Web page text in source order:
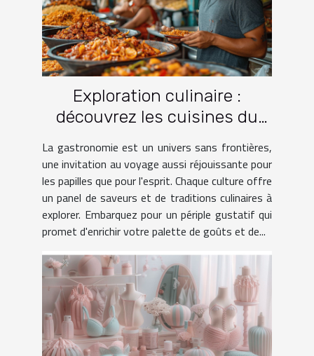
Exploration culinaire :
découvrez les cuisines du
monde à travers le voyage
La gastronomie est un univers sans frontières,
une invitation au voyage aussi réjouissante pour
les papilles que pour l'esprit. Chaque culture offre
un panel de saveurs et de traditions culinaires à
explorer. Embarquez pour un périple gustatif qui
promet d'enrichir votre palette de goûts et de...